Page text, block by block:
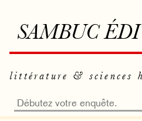
SAMBUC
littérature & sciences